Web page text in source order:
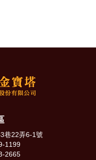
巷22弄6-1號
1199
2665